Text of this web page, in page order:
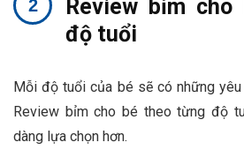
Review bỉm
độ tuổi
Mỗi độ tuổi của bé sẽ có những yêu
Review bỉm cho bé theo từng độ
dàng lựa chọn hơn.